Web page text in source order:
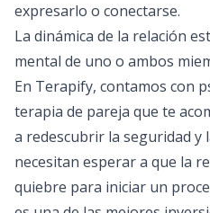
expresarlo o conectarse.
La dinámica de la relación
mental de uno o ambos
En Terapify, contamos con
terapia de pareja que te
a redescubrir la seguridad y
necesitan esperar a que la
quiebre para iniciar un